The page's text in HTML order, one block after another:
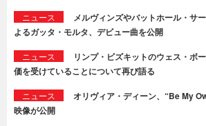
ニュース
メルヴィンズやバットホール・サ
よるガッタ・モルタ、デビュー曲を公開
ニュース
リンプ・ビズキットのウェス・ボ
価を受けていることについて再び語る
ニュース
オリヴィア・ディーン、“Be My
映像が公開